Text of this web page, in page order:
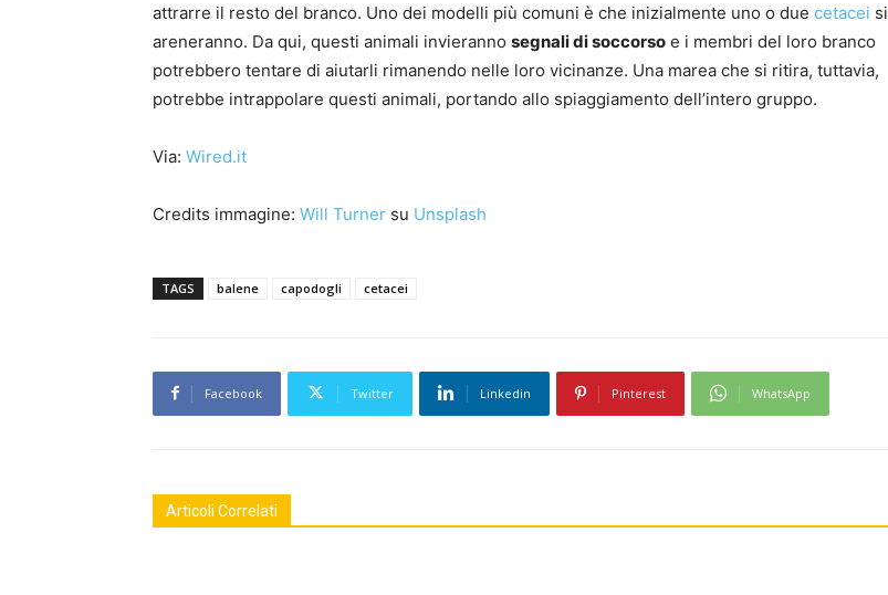
attrarre il resto del branco. Uno dei modelli più comuni è che inizialmente uno o due cetacei si
areneranno. Da qui, questi animali invieranno segnali di soccorso e i membri del loro branco
potrebbero tentare di aiutarli rimanendo nelle loro vicinanze. Una marea che si ritira, tuttavia,
potrebbe intrappolare questi animali, portando allo spiaggiamento dell’intero gruppo.
Via: Wired.it
Credits immagine: Will Turner su Unsplash
TAGS balene capodogli cetacei
Facebook Twitter Linkedin Pinterest WhatsApp
Articoli Correlati